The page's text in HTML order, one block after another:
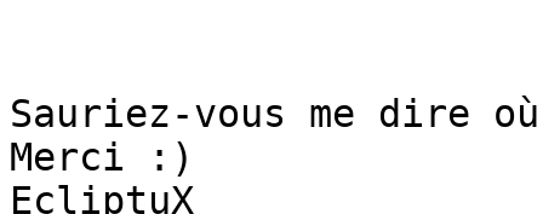
Sauriez-vous me dire
Merci :)
EcliptuX